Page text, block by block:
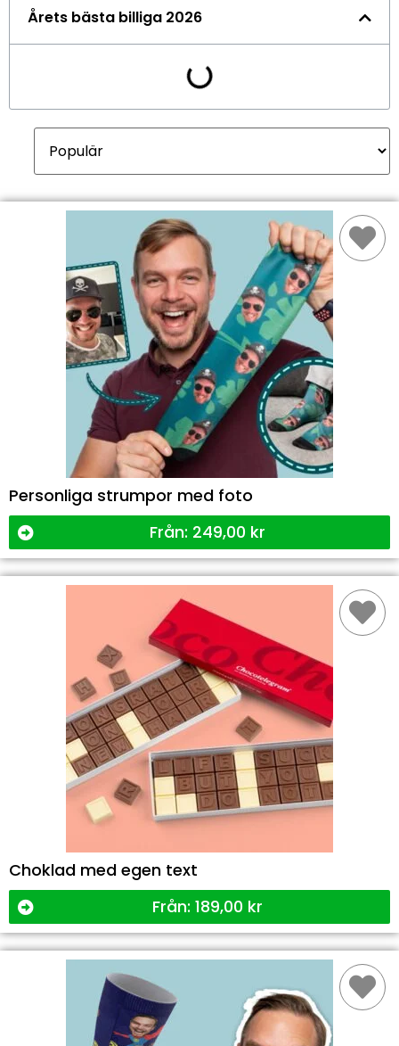
Årets bästa billiga 2026
Personliga strumpor med foto
Från: 249,00 kr
Choklad med egen text
Från: 189,00 kr